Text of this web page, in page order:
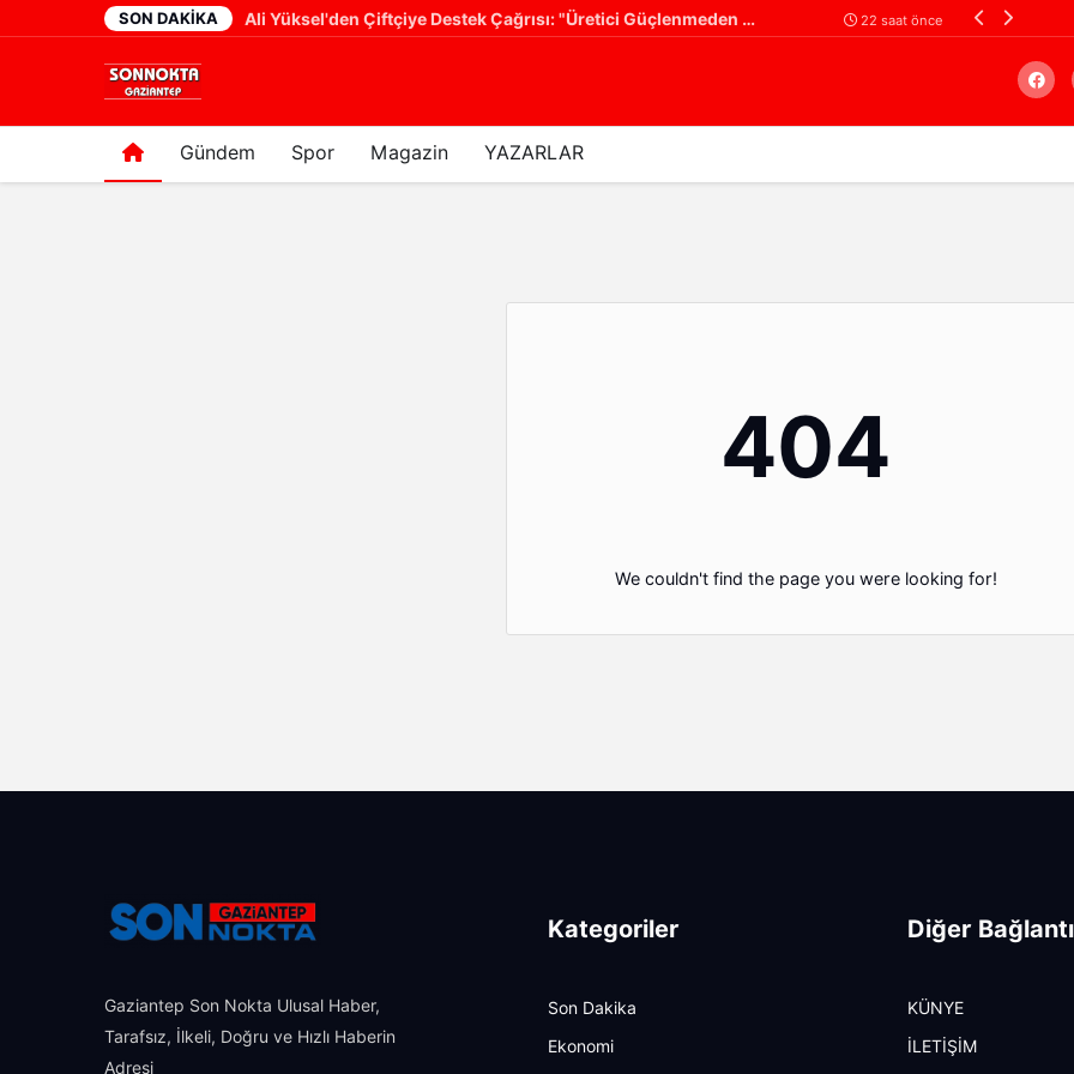
SON DAKIKA
18 saat önce Ali Yüksel'den Çiftçiye Destek Çağrısı: "Üretici Güçlenmeden Türkiye Güçlenemez!" 22 saat önce Filistin
Gündem Spor Magazin YAZARLAR
404
We couldn't find the page you were looking for!
Gaziantep Son Nokta Ulusal Haber,
Tarafsız, İlkeli, Doğru ve Hızlı Haberin
Adresi
Kategoriler
Son Dakika
Ekonomi
Diğer
KÜNYE
İLETİŞİM